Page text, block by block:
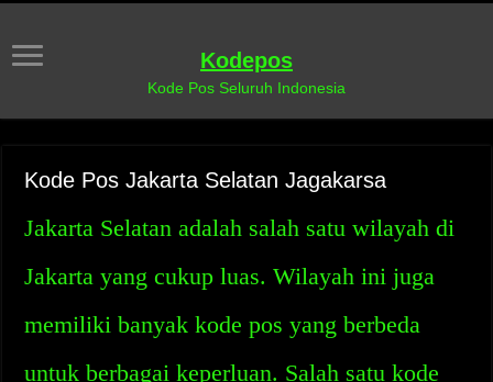
Kodepos
Kode Pos Seluruh Indonesia
Kode Pos Jakarta Selatan Jagakarsa
Jakarta Selatan adalah salah satu wilayah di
Jakarta yang cukup luas. Wilayah ini juga
memiliki banyak kode pos yang berbeda
untuk berbagai keperluan. Salah satu kode